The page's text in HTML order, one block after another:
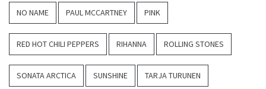
NO NAME PAUL MCCARTNEY PINK
RED HOT CHILI PEPPERS RIHANNA ROLLING STONES
SONATA ARCTICA SUNSHINE TARJA TURUNEN